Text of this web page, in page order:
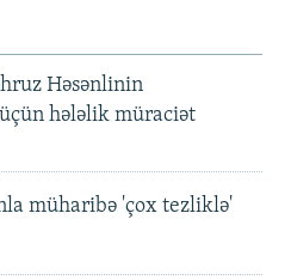
Həsənlinin
hələlik müraciət
müharibə 'çox tezliklə'